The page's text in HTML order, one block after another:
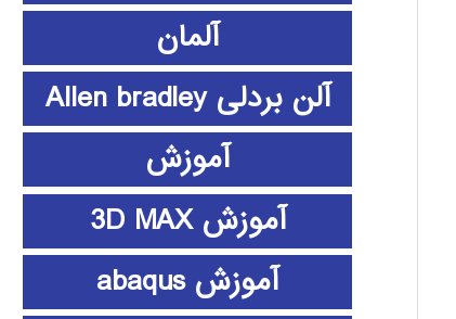
آلمان
آلن بردلی Allen bradley
آموزش
آموزش 3D MAX
آموزش abaqus